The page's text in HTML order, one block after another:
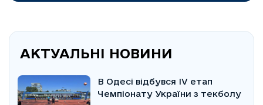
АКТУАЛЬНІ НОВИНИ
В Одесі відбувся IV етап
Чемпіонату України з текболу